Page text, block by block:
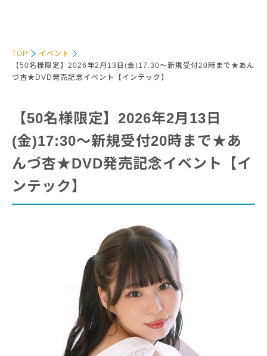
TOP
イベント
【50名様限定】2026年2月13日(金)17:30～新規受付20時まで★あん
づ杏★DVD発売記念イベント【インテック】
【50名様限定】2026年2月13日
(金)17:30～新規受付20時まで★あ
んづ杏★DVD発売記念イベント【イ
ンテック】